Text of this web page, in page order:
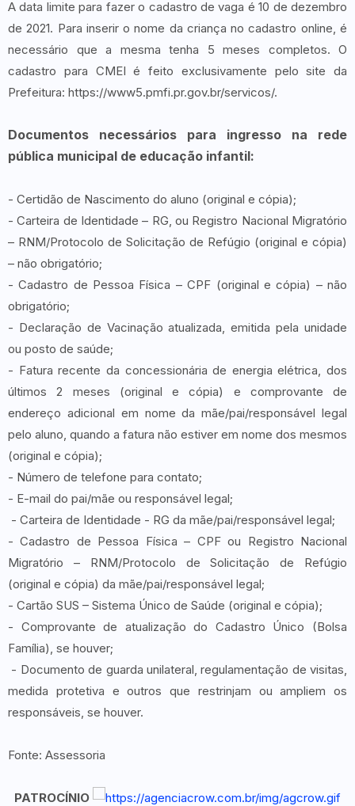
A data limite para fazer o cadastro de vaga é 10 de dezembro
de 2021. Para inserir o nome da criança no cadastro online, é
necessário que a mesma tenha 5 meses completos. O
cadastro para CMEI é feito exclusivamente pelo site da
Prefeitura: https://www5.pmfi.pr.gov.br/servicos/.
Documentos necessários para ingresso na rede
pública municipal de educação infantil:
- Certidão de Nascimento do aluno (original e cópia);
- Carteira de Identidade – RG, ou Registro Nacional Migratório
– RNM/Protocolo de Solicitação de Refúgio (original e cópia)
– não obrigatório;
- Cadastro de Pessoa Física – CPF (original e cópia) – não
obrigatório;
- Declaração de Vacinação atualizada, emitida pela unidade
ou posto de saúde;
- Fatura recente da concessionária de energia elétrica, dos
últimos 2 meses (original e cópia) e comprovante de
endereço adicional em nome da mãe/pai/responsável legal
pelo aluno, quando a fatura não estiver em nome dos mesmos
(original e cópia);
- Número de telefone para contato;
- E-mail do pai/mãe ou responsável legal;
- Carteira de Identidade - RG da mãe/pai/responsável legal;
- Cadastro de Pessoa Física – CPF ou Registro Nacional
Migratório – RNM/Protocolo de Solicitação de Refúgio
(original e cópia) da mãe/pai/responsável legal;
- Cartão SUS – Sistema Único de Saúde (original e cópia);
- Comprovante de atualização do Cadastro Único (Bolsa
Família), se houver;
- Documento de guarda unilateral, regulamentação de visitas,
medida protetiva e outros que restrinjam ou ampliem os
responsáveis, se houver.
Fonte: Assessoria
PATROCÍNIO